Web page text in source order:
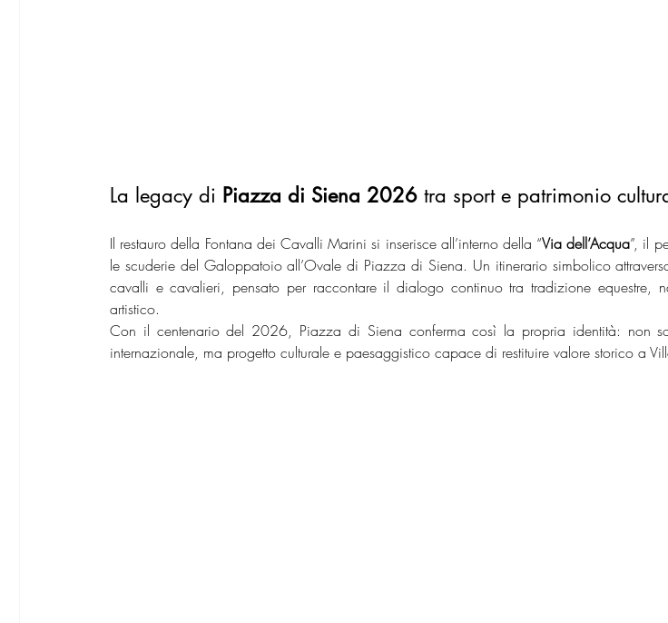
La legacy di Piazza di Siena 2026 tra sport e patrimonio
Il restauro della Fontana dei Cavalli Marini si inserisce all’interno della “Via dell’Acqua”, il
le scuderie del Galoppatoio all’Ovale di Piazza di Siena. Un itinerario simbolico
cavalli e cavalieri, pensato per raccontare il dialogo continuo tra tradizione equestre,
artistico.
Con il centenario del 2026, Piazza di Siena conferma così la propria identità: non
internazionale, ma progetto culturale e paesaggistico capace di restituire valore storico a